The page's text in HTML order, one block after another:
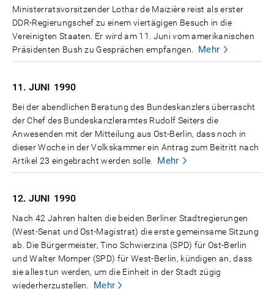
Ministerratsvorsitzender Lothar de Maizière reist als erster
DDR-Regierungschef zu einem viertägigen Besuch in die
Vereinigten Staaten. Er wird am 11. Juni vom amerikanischen
Präsidenten Bush zu Gesprächen empfangen.
Mehr
11. JUNI 1990
Bei der abendlichen Beratung des Bundeskanzlers überrascht
der Chef des Bundeskanzleramtes Rudolf Seiters die
Anwesenden mit der Mitteilung aus Ost-Berlin, dass noch in
dieser Woche in der Volkskammer ein Antrag zum Beitritt nach
Artikel 23 eingebracht werden solle.
Mehr
12. JUNI 1990
Nach 42 Jahren halten die beiden Berliner Stadtregierungen
(West-Senat und Ost-Magistrat) die erste gemeinsame Sitzung
ab. Die Bürgermeister, Tino Schwierzina (SPD) für Ost-Berlin
und Walter Momper (SPD) für West-Berlin, kündigen an, dass
sie alles tun werden, um die Einheit in der Stadt zügig
wiederherzustellen.
Mehr